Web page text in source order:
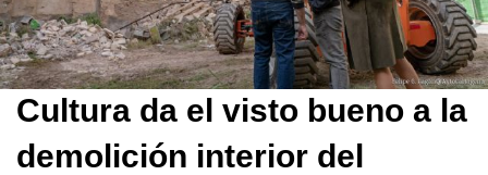
Cultura da el visto bueno a la
demolición interior del